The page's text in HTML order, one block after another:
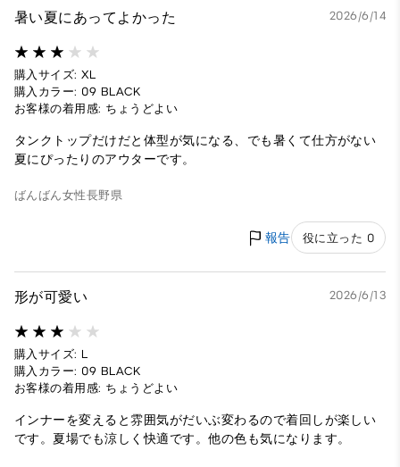
暑い夏にあってよかった 2026/6/14
購入サイズ: XL
購入カラー: 09 BLACK
お客様の着用感: ちょうどよい
タンクトップだけだと体型が気になる、でも暑くて仕方がない
夏にぴったりのアウターです。
ばんばん女性長野県
報告 役に立った 0
形が可愛い 2026/6/13
購入サイズ: L
購入カラー: 09 BLACK
お客様の着用感: ちょうどよい
インナーを変えると雰囲気がだいぶ変わるので着回しが楽しい
です。夏場でも涼しく快適です。他の色も気になります。